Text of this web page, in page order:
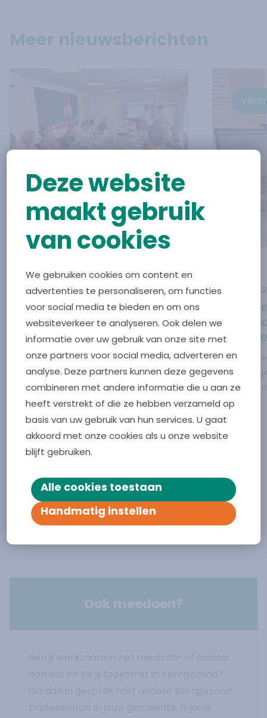
Deze website
maakt gebruik
van cookies
We gebruiken cookies om content en
advertenties te personaliseren, om functies
voor social media te bieden en om ons
websiteverkeer te analyseren. Ook delen we
informatie over uw gebruik van onze site met
onze partners voor social media, adverteren en
analyse. Deze partners kunnen deze gegevens
combineren met andere informatie die u aan ze
heeft verstrekt of die ze hebben verzameld op
basis van uw gebruik van hun services. U gaat
akkoord met onze cookies als u onze website
blijft gebruiken.
Handmatig instellen
Alle cookies toestaan
Meer nieuwsberichten
Bekijk alle berichten
Samen werken aan
betere palliatieve
zorg
1 juli 2026
Goede palliatieve zorg draait
om meer dan medische
ondersteuning. Het gaat om
kwaliteit van leven, aandacht
voor wat iemand belangrijk
vindt en passende
ondersteuning voor zowel de
zorg in Zeeland verder te
versterken, kwamen op 29 juni in
Heinkenszand zorg- en
welzijnsprofessionals uit de hele
Lees verder overSamen werken aan betere
De
2025
digitale
Vorige slide
Volgende slide
Ook meedoen?